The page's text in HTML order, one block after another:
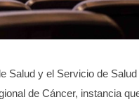
Salud y el Servicio de
de Cáncer, instancia